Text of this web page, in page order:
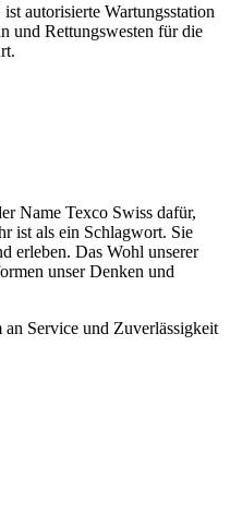
autorisierte Wartungsstation
und Rettungswesten für die
Name Texco Swiss dafür,
ist als ein Schlagwort. Sie
erleben. Das Wohl unserer
unser Denken und
Service und Zuverlässigkeit